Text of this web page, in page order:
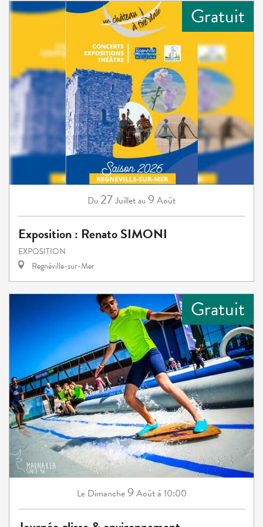
Gratuit
Du 27Juilletau9Août
Exposition : Renato SIMONI
EXPOSITION
Regnéville-sur-Mer
Gratuit
Le Dimanche9Aoûtà 10:00